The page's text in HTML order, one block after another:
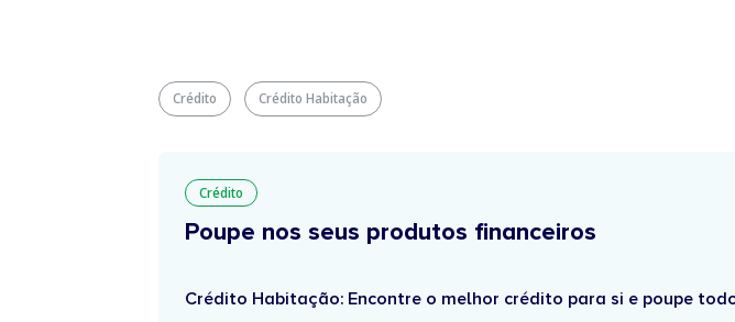
Crédito Crédito Habitação
Crédito
Poupe nos seus produtos financeiros
Crédito Habitação: Encontre o melhor crédito para si e poupe